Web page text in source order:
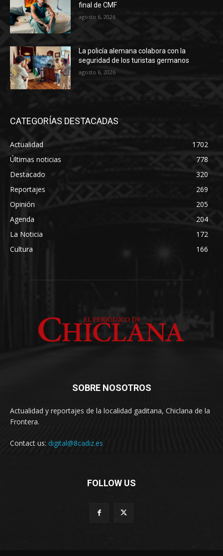
final de CMF
agosto 6, 2026
La policía alemana colabora con la
seguridad de los turistas germanos
agosto 6, 2026
CATEGORÍAS DESTACADAS
Actualidad
1702
Últimas noticias
778
Destacado
320
Reportajes
269
Opinión
205
Agenda
204
La Noticia
172
Cultura
166
SOBRE NOSOTROS
Actualidad y reportajes de la localidad gaditana, Chiclana de la
Frontera.
Contact us: digital@8cadiz.es
FOLLOW US